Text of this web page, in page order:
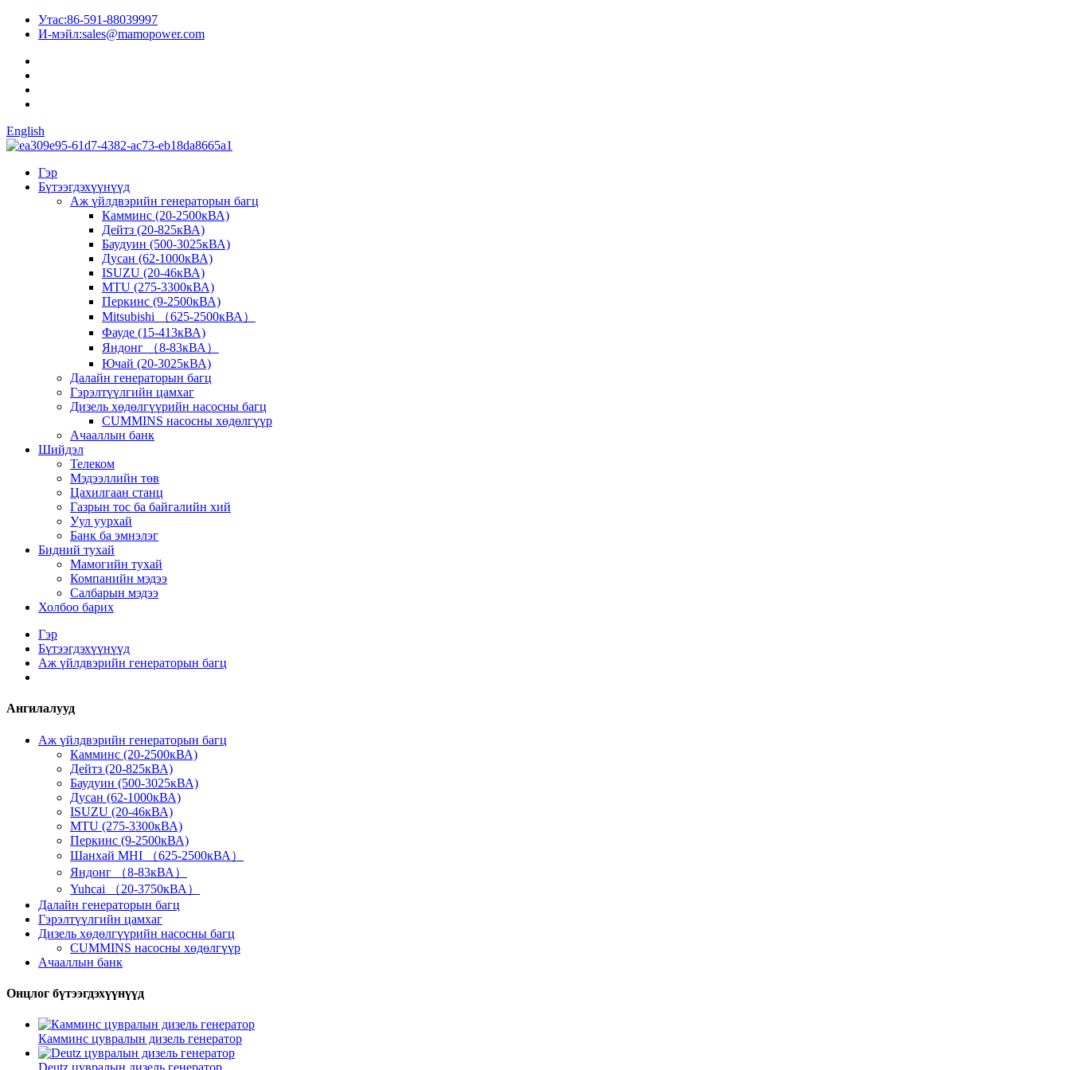
Утас:86-591-88039997
И-мэйл:sales@mamopower.com
English
Гэр
Бүтээгдэхүүнүүд
Аж үйлдвэрийн генераторын багц
Камминс (20-2500кВА)
Дейтз (20-825кВА)
Баудуин (500-3025кВА)
Дусан (62-1000кВА)
ISUZU (20-46кВА)
MTU (275-3300кВА)
Перкинс (9-2500кВА)
Mitsubishi （625-2500кВА）
Фауде (15-413кВА)
Яндонг （8-83кВА）
Ючай (20-3025кВА)
Далайн генераторын багц
Гэрэлтүүлгийн цамхаг
Дизель хөдөлгүүрийн насосны багц
CUMMINS насосны хөдөлгүүр
Ачааллын банк
Шийдэл
Телеком
Мэдээллийн төв
Цахилгаан станц
Газрын тос ба байгалийн хий
Уул уурхай
Банк ба эмнэлэг
Бидний тухай
Мамогийн тухай
Компанийн мэдээ
Салбарын мэдээ
Холбоо барих
Гэр
Бүтээгдэхүүнүүд
Аж үйлдвэрийн генераторын багц
Ангилалууд
Аж үйлдвэрийн генераторын багц
Камминс (20-2500кВА)
Дейтз (20-825кВА)
Баудуин (500-3025кВА)
Дусан (62-1000кВА)
ISUZU (20-46кВА)
MTU (275-3300кВА)
Перкинс (9-2500кВА)
Шанхай MHI （625-2500кВА）
Яндонг （8-83кВА）
Yuhcai （20-3750кВА）
Далайн генераторын багц
Гэрэлтүүлгийн цамхаг
Дизель хөдөлгүүрийн насосны багц
CUMMINS насосны хөдөлгүүр
Ачааллын банк
Онцлог бүтээгдэхүүнүүд
Камминс цувралын дизель генератор
Deutz цувралын дизель генератор